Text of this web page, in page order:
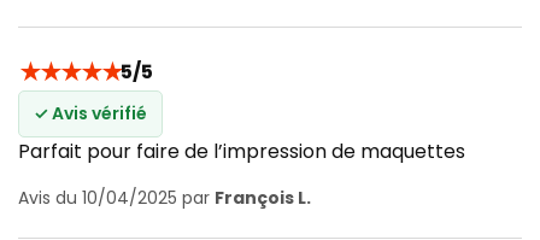
★★★★★5/5
✓ Avis vérifié
Parfait pour faire de l’impression de maquettes
Avis du 10/04/2025 par François L.